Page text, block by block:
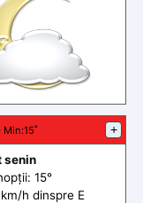
Min:15˚ +
senin
15°
h dinspre E